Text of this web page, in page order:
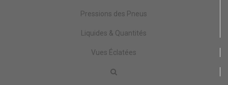
Pressions des Pneus
Liquides & Quantités
Vues Éclatées